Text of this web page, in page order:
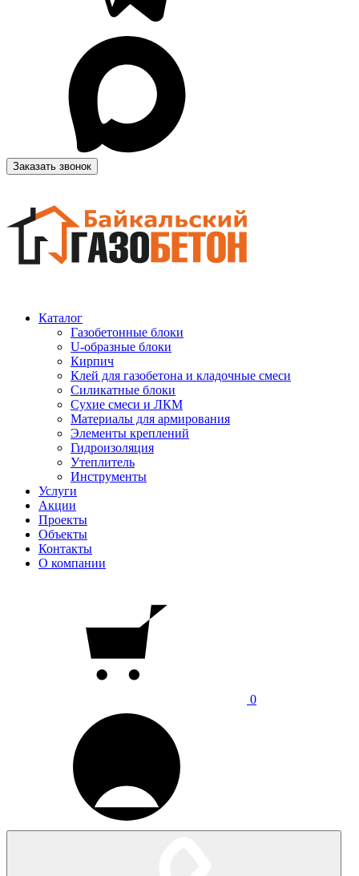
Заказать звонок
Каталог
Газобетонные блоки
U-образные блоки
Кирпич
Клей для газобетона и кладочные смеси
Силикатные блоки
Сухие смеси и ЛКМ
Материалы для армирования
Элементы креплений
Гидроизоляция
Утеплитель
Инструменты
Услуги
Акции
Проекты
Объекты
Контакты
О компании
0